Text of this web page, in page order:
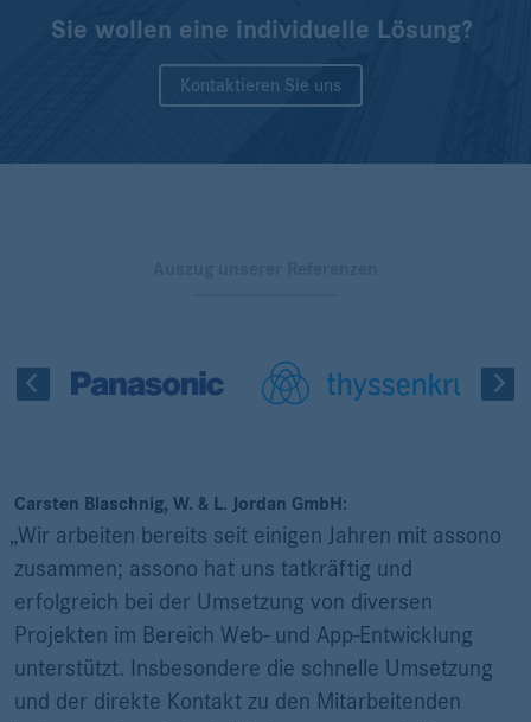
Sie wollen eine individuelle Lösung?
Kontaktieren Sie uns
Carsten Blaschnig, W. & L. Jordan GmbH:
„Wir arbeiten bereits seit einigen Jahren mit assono
zusammen; assono hat uns tatkräftig und
erfolgreich bei der Umsetzung von diversen
Projekten im Bereich Web- und App-Entwicklung
unterstützt. Insbesondere die schnelle Umsetzung
und der direkte Kontakt zu den Mitarbeitenden